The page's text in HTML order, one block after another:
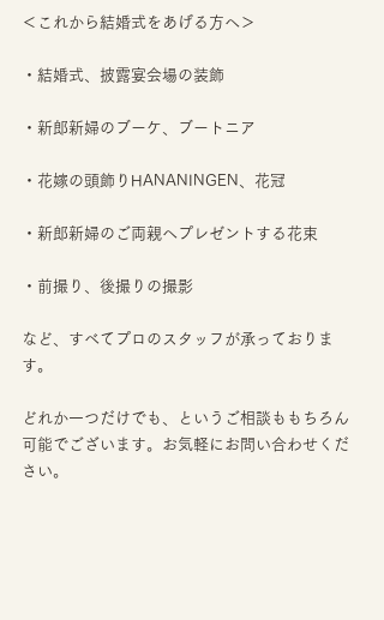
＜これから結婚式をあげる方へ＞
・結婚式、披露宴会場の装飾
・新郎新婦のブーケ、ブートニア
・花嫁の頭飾りHANANINGEN、花冠
・新郎新婦のご両親へプレゼントする花束
・前撮り、後撮りの撮影
など、すべてプロのスタッフが承っておりま
す。
どれか一つだけでも、というご相談ももちろん
可能でございます。お気軽にお問い合わせくだ
さい。